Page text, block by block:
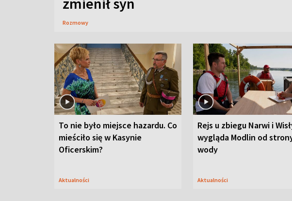
Rozmowy
To nie było miejsce hazardu. Co
mieściło się w Kasynie
Oficerskim?
Aktualności
Rejs u zbiegu Narwi i
wygląda Modlin od
wody
Aktualności